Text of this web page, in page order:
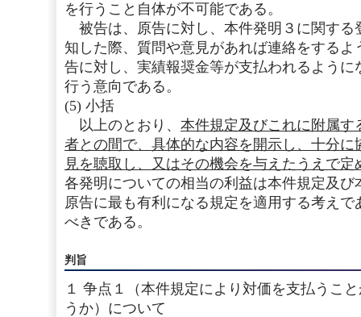
を行うこと自体が不可能である。
被告は、原告に対し、本件発明３に関する
知した際、質問や意見があれば連絡をする
告に対し、実績報奨金等が支払われるよう
行う意向である。
(5) 小括
以上のとおり、 本件規定及びこれに附属
者との間で、具体的な内容を開示し、十分
見を聴取し、又はその機会を与えたうえで定
各発明についての相当の利益は本件規定及
原告に最も有利になる規定を適用する考え
べきである。
判旨
１ 争点１（本件規定により対価を支払うこ
うか）について